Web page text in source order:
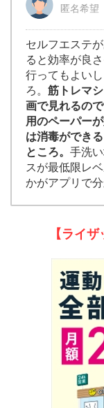
匿名希望
セルフエステ
ると効率が良
行ってもよい
ろ。 筋トレマ
画で見れるの
用のペーパー
は消毒ができ
ところ。 手洗
スが最低限レ
かがアプリで
【ライ